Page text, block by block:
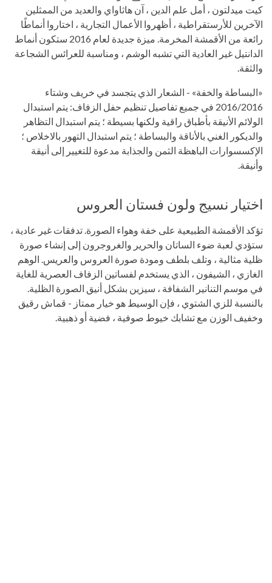
كيت ميدلتون ، أمل علم الدين ، آن هاثاواي والعديد من الممثلين
الآخرين للأرستقراطية ، أظهروا الأعمال التجارية ، اختاروا أنماطًا
رائعة من الأقمشة المخرمة. ميزة جديدة لعام 2016 ستكون أنماط
الدانتيل غير العادية التي تشبه الوشم ، ومناسبة للعرائس الشجاعة
والثقة.
«البساطة والخفة» - الشعار الذي يتجسد في خريف وشتاء
2016/2016 في جميع تفاصيل تنظيم حفل الزفاف: يتم استبدال
الولائم الأنيقة بأطباق راقية ولكنها بسيطة ؛ يتم استبدال التظاهر
والديكور الغني بالأناقة والبساطة ؛ يتم استبدال التهور بالاخلاص ؛
الإكسسوارات الباهظة الثمن والجذابة مدعوة للتغيير إلى أنيقة
وأنيقة.
اختيار نسيج ولون فستان العروس
تؤكد الأقمشة الطبيعية على خفة وهواء الصورة. تدفقات غير عادية ،
ستؤدي لعبة ضوء الساتان والحرير والغروجرون إلى إنشاء صورة
ظلية مثالية ، وتلف بلطف ومودة صورة العروس والعريس. الوهم
الغازي ، الشيفون ، الذي يستخدم لفساتين الزفاف العصرية للغاية
في موسم التنانير الشفافة ، سيزين بشكل أنيق الصورة الظلية.
بالنسبة للزي الشتوي ، فإن الوسيط هو خيار ممتاز - قماش رقيق
وخفيف الوزن مع تشابك خيوط صوفية ، فضية أو ذهبية.